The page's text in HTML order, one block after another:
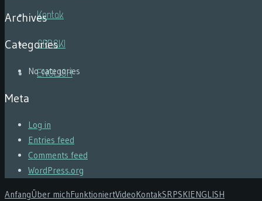
Kontak
SRPSKI
ENGLISH
Archives
Categories
No categories
Meta
Log in
Entries feed
Comments feed
WordPress.org
AnfangÜber michFunktioniertVideoKontakSRPSKIENGLISH